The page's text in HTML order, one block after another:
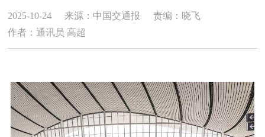
2025-10-24 来源：中国交通报
责编：晓飞
作者：通讯员 高超